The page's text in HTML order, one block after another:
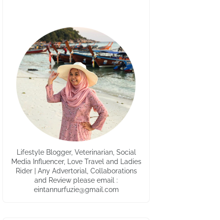
Lifestyle Blogger, Veterinarian, Social
Media Influencer, Love Travel and Ladies
Rider | Any Advertorial, Collaborations
and Review please email :
eintannurfuzie@gmail.com